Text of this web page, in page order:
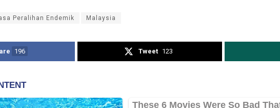
Peralihan Endemik Malaysia
196 Tweet 123